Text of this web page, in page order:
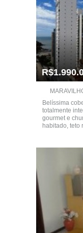
Belíssima
totalmente
gourmet e
habitado, teto